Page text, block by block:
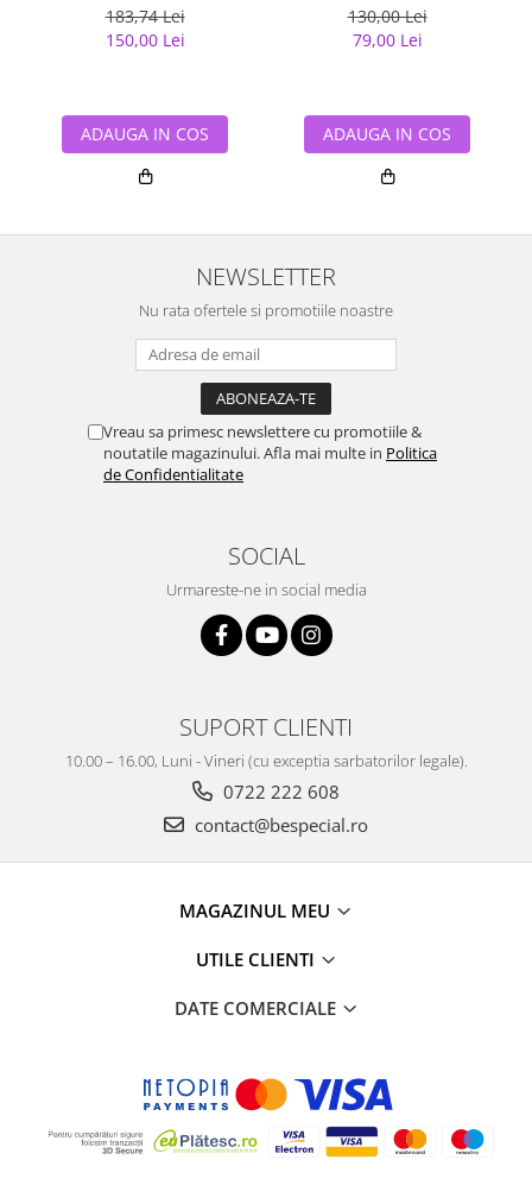
183,74 Lei
150,00 Lei
ADAUGA IN COS
130,00 Lei
79,00 Lei
ADAUGA IN COS
NEWSLETTER
Nu rata ofertele si promotiile noastre
Vreau sa primesc newslettere cu promotiile &
noutatile magazinului. Afla mai multe in Politica
de Confidentialitate
SOCIAL
Urmareste-ne in social media
SUPORT CLIENTI
10.00 – 16.00, Luni - Vineri (cu exceptia sarbatorilor legale).
0722 222 608
contact@bespecial.ro
MAGAZINUL MEU
UTILE CLIENTI
DATE COMERCIALE